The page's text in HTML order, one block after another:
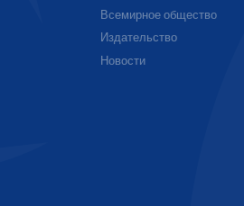
Всемирное общество
Издательство
Новости